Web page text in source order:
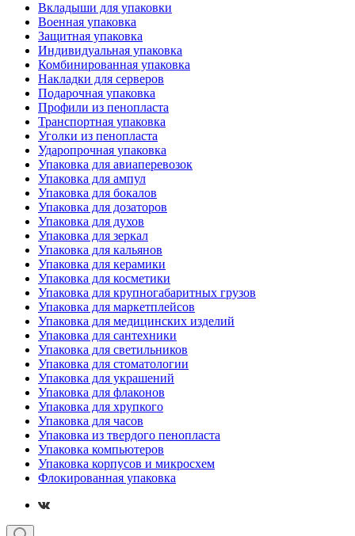
Вкладыши для упаковки
Военная упаковка
Защитная упаковка
Индивидуальная упаковка
Комбинированная упаковка
Накладки для серверов
Подарочная упаковка
Профили из пенопласта
Транспортная упаковка
Уголки из пенопласта
Ударопрочная упаковка
Упаковка для авиаперевозок
Упаковка для ампул
Упаковка для бокалов
Упаковка для дозаторов
Упаковка для духов
Упаковка для зеркал
Упаковка для кальянов
Упаковка для керамики
Упаковка для косметики
Упаковка для крупногабаритных грузов
Упаковка для маркетплейсов
Упаковка для медицинских изделий
Упаковка для сантехники
Упаковка для светильников
Упаковка для стоматологии
Упаковка для украшений
Упаковка для флаконов
Упаковка для хрупкого
Упаковка для часов
Упаковка из твердого пенопласта
Упаковка компьютеров
Упаковка корпусов и микросхем
Флокированная упаковка